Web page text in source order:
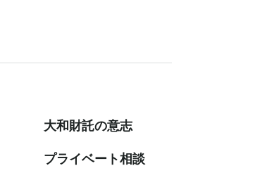
大和財託の意志
プライベート相談